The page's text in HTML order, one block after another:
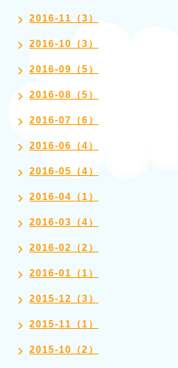
2016-11（3）
2016-10（3）
2016-09（5）
2016-08（5）
2016-07（6）
2016-06（4）
2016-05（4）
2016-04（1）
2016-03（4）
2016-02（2）
2016-01（1）
2015-12（3）
2015-11（1）
2015-10（2）